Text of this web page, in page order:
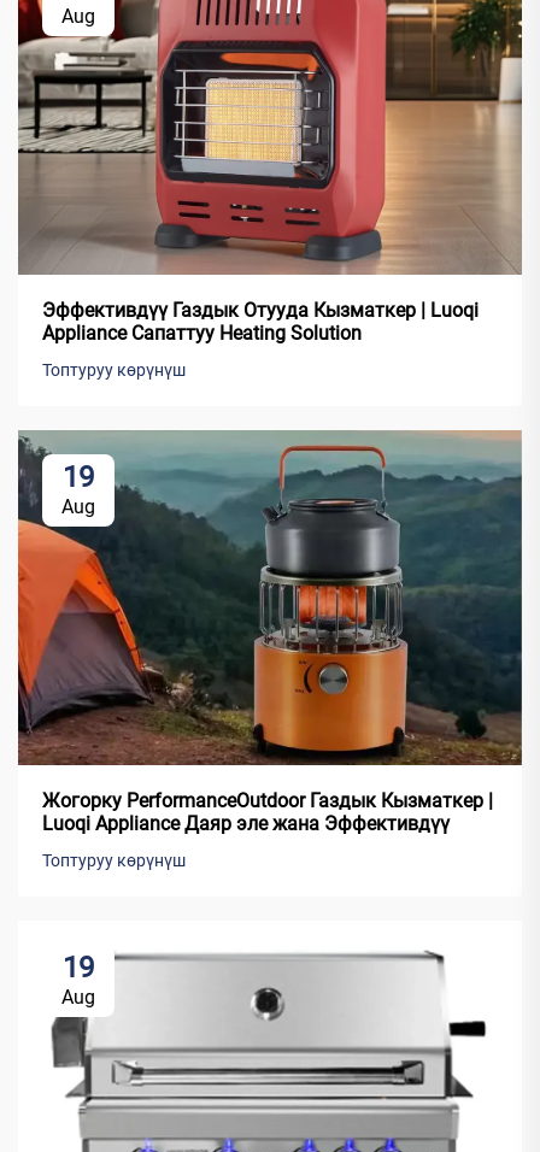
Aug
Эффективдүү Газдык Отууда Кызматкер | Luoqi
Appliance Сапаттуу Heating Solution
Топтуруу көрүнүш
19
Aug
Жогорку PerformanceOutdoor Газдык Кызматкер |
Luoqi Appliance Даяр эле жана Эффективдүү
Топтуруу көрүнүш
19
Aug